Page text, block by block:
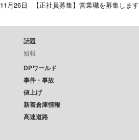
11月26日 【正社員募集】営業職を募集します
話題
短報
DPワールド
事件・事故
値上げ
新着倉庫情報
高速道路